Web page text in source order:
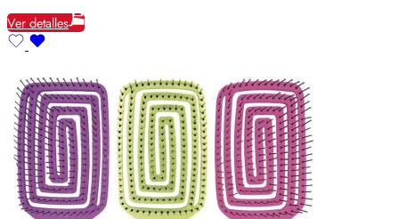
Ver detalles